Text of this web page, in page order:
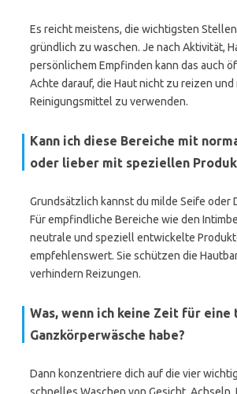
Es reicht meistens, die wichtigsten
gründlich zu waschen. Je nach Aktivität,
persönlichem Empfinden kann das auch
Achte darauf, die Haut nicht zu reizen und
Reinigungsmittel zu verwenden.
Kann ich diese Bereiche mit
oder lieber mit speziellen
Grundsätzlich kannst du milde Seife oder
Für empfindliche Bereiche wie den
neutrale und speziell entwickelte
empfehlenswert. Sie schützen die
verhindern Reizungen.
Was, wenn ich keine Zeit für eine
Ganzkörperwäsche habe?
Dann konzentriere dich auf die vier